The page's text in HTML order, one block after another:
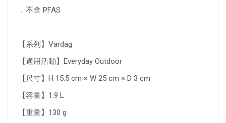
．不含 PFAS
【系列】Vardag
【適用活動】Everyday Outdoor
【尺寸】H 15.5 cm × W 25 cm × D 3 cm
【容量】1.9 L
【重量】130 g